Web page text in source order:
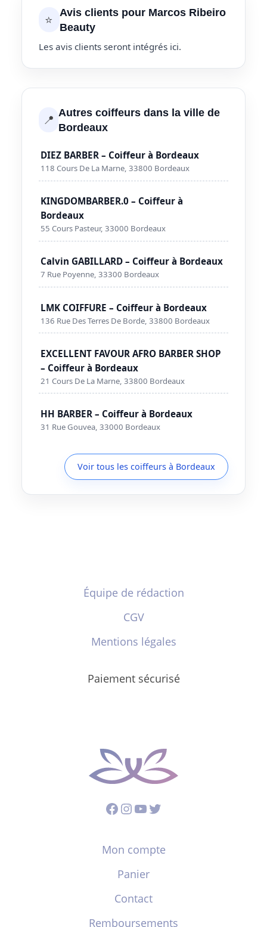
⭐
Avis clients pour Marcos Ribeiro
Beauty
Les avis clients seront intégrés ici.
📍 Autres coiffeurs dans la ville de
Bordeaux
DIEZ BARBER – Coiffeur à Bordeaux
118 Cours De La Marne, 33800 Bordeaux
KINGDOMBARBER.0 – Coiffeur à
Bordeaux
55 Cours Pasteur, 33000 Bordeaux
Calvin GABILLARD – Coiffeur à Bordeaux
7 Rue Poyenne, 33300 Bordeaux
LMK COIFFURE – Coiffeur à Bordeaux
136 Rue Des Terres De Borde, 33800 Bordeaux
EXCELLENT FAVOUR AFRO BARBER SHOP
– Coiffeur à Bordeaux
21 Cours De La Marne, 33800 Bordeaux
HH BARBER – Coiffeur à Bordeaux
31 Rue Gouvea, 33000 Bordeaux
Voir tous les coiffeurs à Bordeaux
Équipe de rédaction
CGV
Mentions légales
Paiement sécurisé
Facebook
Instagram
YouTube
Twitter
Mon compte
Panier
Contact
Remboursements